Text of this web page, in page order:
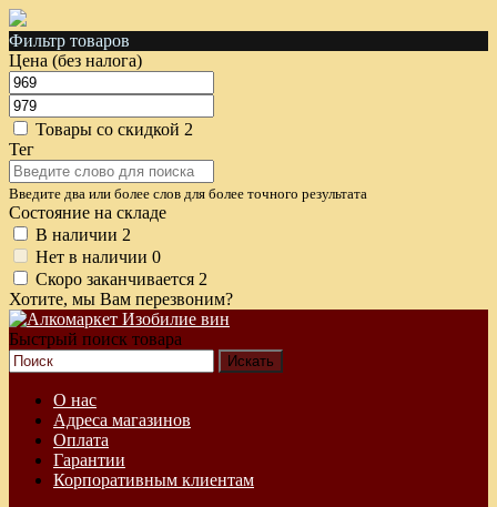
Фильтр товаров
Цена (без налога)
Товары со скидкой 2
Тег
Введите два или более слов для более точного результата
Состояние на складе
В наличии 2
Нет в наличии 0
Скоро заканчивается 2
Хотите, мы Вам перезвоним?
Быстрый поиск товара
О нас
Адреса магазинов
Оплата
Гарантии
Корпоративным клиентам